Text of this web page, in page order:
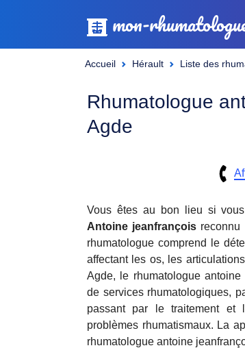
mon-
Accueil Hérault Liste des
Rhumatologue
Agde
Vous êtes au bon lieu si
Antoine jeanfrançois reconnu
rhumatologue comprend le
affectant les os, les
Agde, le rhumatologue
de services rhumatologiques,
passant par le traitement et
problèmes rhumatismaux. La
rhumatologue antoine